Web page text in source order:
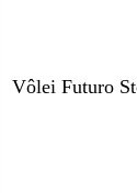
Vôlei Futuro